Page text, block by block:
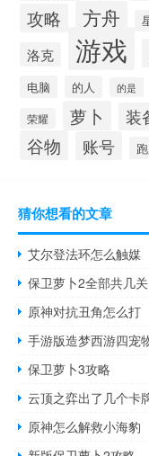
攻略
方舟
洛克 游戏
电脑 的人 的是
荣耀 萝卜 装
谷物 账号
猜你想看的文章
艾尔登法环怎么触媒
保卫萝卜2全部共几关
原神对抗丑角怎么打
手游版造梦西游四宠
保卫萝卜3攻略
云顶之弈出了几个卡
原神怎么解救小海豹